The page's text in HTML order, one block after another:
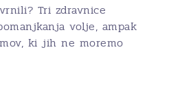
Tri zdravnice
volje, ampak
ki jih ne moremo